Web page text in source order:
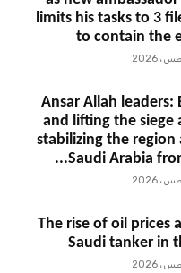
limits his tasks to 3
to contain the
Ansar Allah leaders:
and lifting the siege
stabilizing the
Saudi Arabia
The rise of oil prices
Saudi tanker in